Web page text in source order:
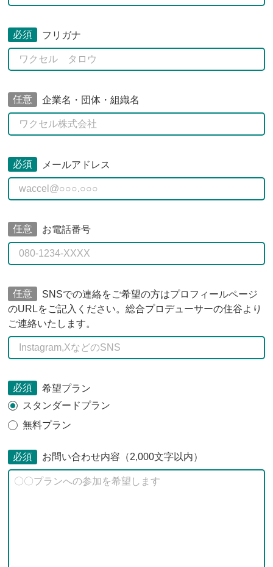
必須 フリガナ
任意 企業名・団体・組織名
必須 メールアドレス
任意 お電話番号
任意
SNSでの連絡をご希望の方はプロフィールページ
のURLをご記入ください。総合プロデューサーの住谷より
ご連絡いたします。
必須
希望プラン
スタンダードプラン
無料プラン
必須 お問い合わせ内容（2,000文字以内）